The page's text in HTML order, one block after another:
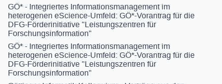
GÖ* - Integriertes Informationsmanagement im
heterogenen eScience-Umfeld: GÖ*-Vorantrag für die
DFG-Förderinitiative "Leistungszentren für
Forschungsinformation"
GÖ* - Integriertes Informationsmanagement im
heterogenen eScience-Umfeld: GÖ*-Vorantrag für die
DFG-Förderinitiative "Leistungszentren für
Forschungsinformation"